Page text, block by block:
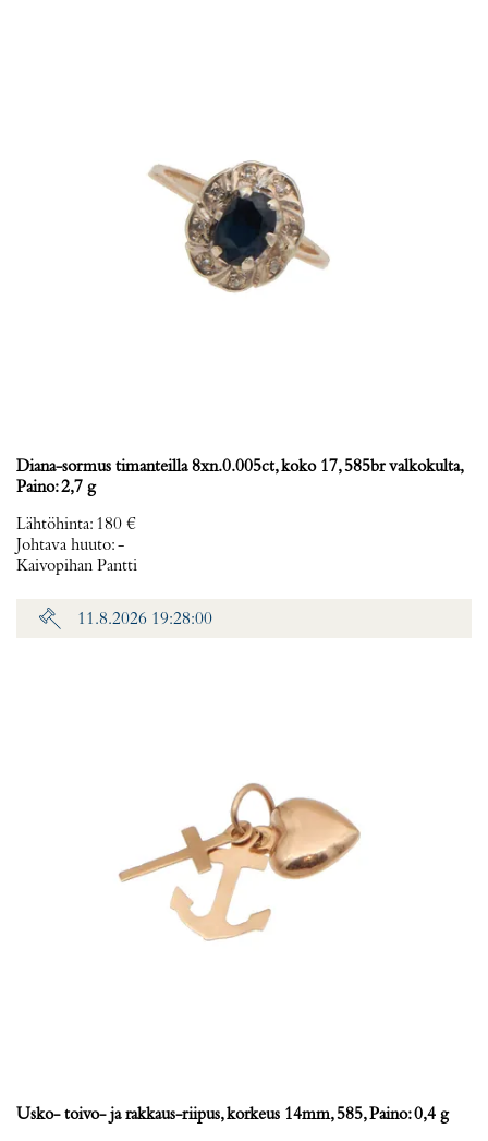
Diana-sormus timanteilla 8xn.0.005ct, koko 17, 585br valkokulta,
Paino: 2,7 g
Lähtöhinta: 180 €
Johtava huuto:-
Kaivopihan Pantti
11.8.2026 19:28:00
Usko- toivo- ja rakkaus-riipus, korkeus 14mm, 585, Paino: 0,4 g